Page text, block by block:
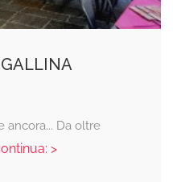
ancora... Da oltre
>